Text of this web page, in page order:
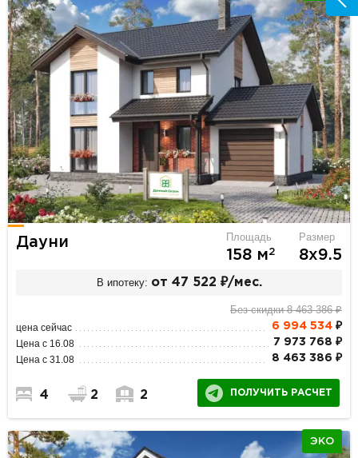
Дауни Площадь
158 м2
Размер
8х9.5
В ипотеку: от 47 522 ₽/мес.
Без скидки 8 463 386 ₽
цена сейчас 6 994 534₽
Цена с 16.08 7 973 768 ₽
Цена с 31.08 8 463 386 ₽
4 2 2 ПОЛУЧИТЬ РАСЧЕТ
ЭКО